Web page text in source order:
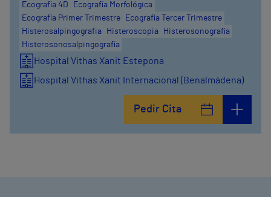
Ecografía 4D
Ecografía Morfológica
Ecografía Primer Trimestre
Ecografía Tercer Trimestre
Histerosalpingografia
Histeroscopia
Histerosonografía
Histerosonosalpingografía
Hospital Vithas Xanit Estepona
Hospital Vithas Xanit Internacional (Benalmádena)
Pedir Cita